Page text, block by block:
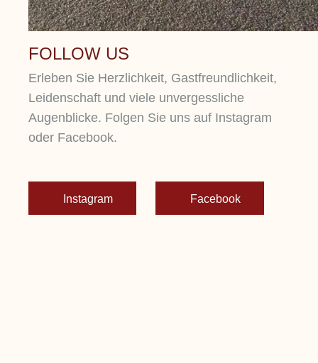
FOLLOW US
Erleben Sie Herzlichkeit, Gastfreundlichkeit,
Leidenschaft und viele unvergessliche
Augenblicke. Folgen Sie uns auf Instagram
oder Facebook.
Instagram Facebook